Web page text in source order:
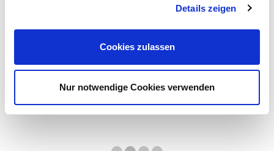
Details zeigen
Cookies zulassen
Nur notwendige Cookies verwenden